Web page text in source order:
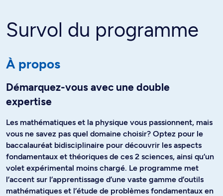
Survol du programme
À propos
Démarquez-vous avec une double
expertise
Les mathématiques et la physique vous passionnent, mais
vous ne savez pas quel domaine choisir? Optez pour le
baccalauréat bidisciplinaire pour découvrir les aspects
fondamentaux et théoriques de ces 2 sciences, ainsi qu’un
volet expérimental moins chargé. Le programme met
l’accent sur l’apprentissage d’une vaste gamme d’outils
mathématiques et l’étude de problèmes fondamentaux en